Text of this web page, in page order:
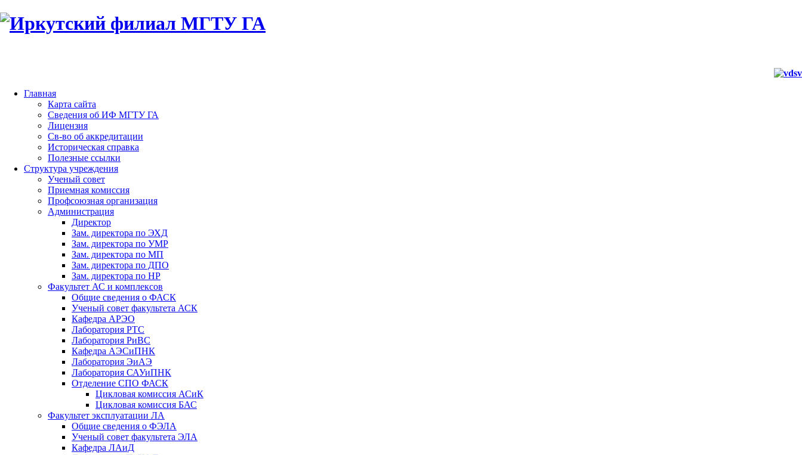
Главная
Карта сайта
Сведения об ИФ МГТУ ГА
Лицензия
Св-во об аккредитации
Историческая справка
Полезные ссылки
Структура учреждения
Ученый совет
Приемная комиссия
Профсоюзная организация
Администрация
Директор
Зам. директора по ЭХД
Зам. директора по УМР
Зам. директора по МП
Зам. директора по ДПО
Зам. директора по НР
Факультет АС и комплексов
Общие сведения о ФАСК
Ученый совет факультета АСК
Кафедра АРЭО
Лаборатория РТС
Лаборатория РиВС
Кафедра АЭСиПНК
Лаборатория ЭиАЭ
Лаборатория САУиПНК
Отделение СПО ФАСК
Цикловая комиссия АСиК
Цикловая комиссия БАС
Факультет эксплуатации ЛА
Общие сведения о ФЭЛА
Ученый совет факультета ЭЛА
Кафедра ЛАиД